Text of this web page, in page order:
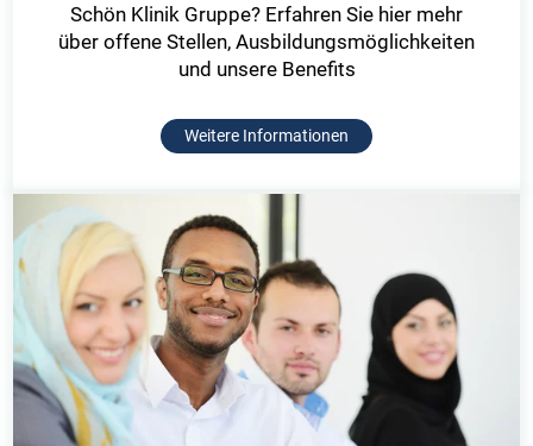
Schön Klinik Gruppe? Erfahren Sie hier mehr
über offene Stellen, Ausbildungsmöglichkeiten
und unsere Benefits
Weitere Informationen